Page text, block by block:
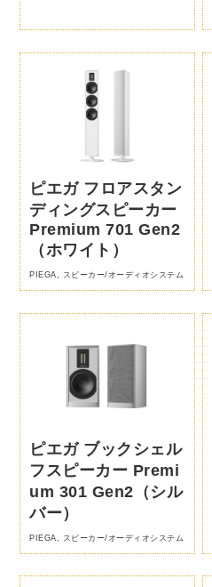
ピエガ フロアスタン
ディングスピーカー
Premium 701 Gen2
（ホワイト）
PIEGA, スピーカー/オーディオシステム
ピエガ ブックシェル
フスピーカー Premi
um 301 Gen2（シル
バー）
PIEGA スピーカー/オーディオシステム